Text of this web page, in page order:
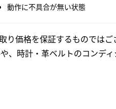
動作に不具合が無い状態
価格を保証するものではご
時計・革ベルトのコンデ